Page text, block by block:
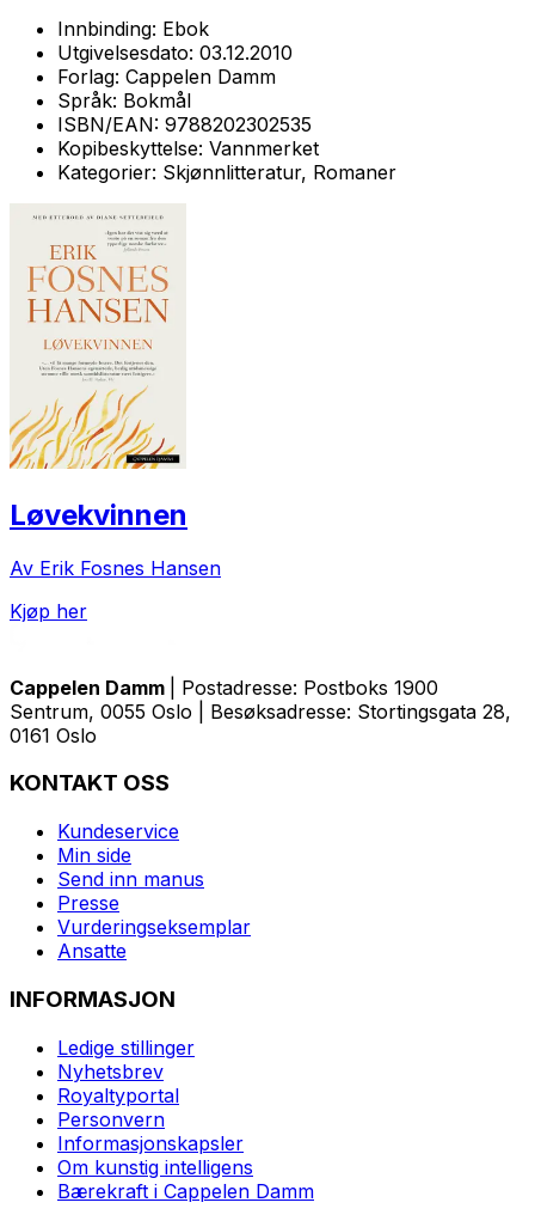
Innbinding: Ebok
Utgivelsesdato: 03.12.2010
Forlag: Cappelen Damm
Språk: Bokmål
ISBN/EAN: 9788202302535
Kopibeskyttelse: Vannmerket
Kategorier: Skjønnlitteratur, Romaner
Løvekvinnen
Av Erik Fosnes Hansen
Kjøp her
Cappelen Damm
| Postadresse: Postboks 1900
Sentrum, 0055 Oslo | Besøksadresse: Stortingsgata 28,
0161 Oslo
KONTAKT OSS
Kundeservice
Min side
Send inn manus
Presse
Vurderingseksemplar
Ansatte
INFORMASJON
Ledige stillinger
Nyhetsbrev
Royaltyportal
Personvern
Informasjonskapsler
Om kunstig intelligens
Bærekraft i Cappelen Damm